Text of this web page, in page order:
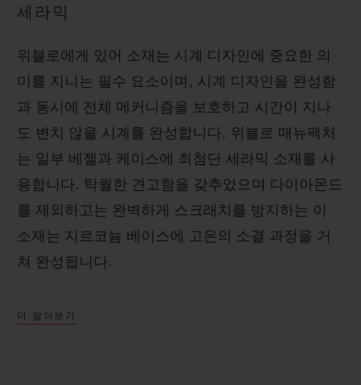
세라믹
위블로에게 있어 소재는 시계 디자인에 중요한 의
미를 지니는 필수 요소이며, 시계 디자인을 완성함
과 동시에 전체 메커니즘을 보호하고 시간이 지나
도 변치 않을 시계를 완성합니다. 위블로 매뉴팩처
는 일부 베젤과 케이스에 최첨단 세라믹 소재를 사
용합니다. 탁월한 견고함을 갖추었으며 다이아몬드
를 제외하고는 완벽하게 스크래치를 방지하는 이
소재는 지르코늄 베이스에 고온의 소결 과정을 거
쳐 완성됩니다.
더 알아보기